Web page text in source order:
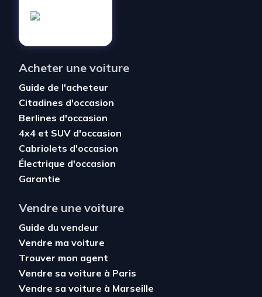
Acheter une voiture
Guide de l'acheteur
Citadines d'occasion
Berlines d'occasion
4x4 et SUV d'occasion
Cabriolets d'occasion
Électrique d'occasion
Garantie
Vendre une voiture
Guide du vendeur
Vendre ma voiture
Trouver mon agent
Vendre sa voiture à Paris
Vendre sa voiture à Marseille